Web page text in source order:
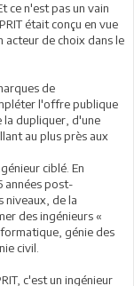
ce n'est pas un vain
était conçu en vue
de choix dans le
de
l'offre publique
dupliquer, d'une
au plus près aux
ciblé. En
années post-
niveaux, de la
des ingénieurs «
génie des
civil.
c'est un ingénieur